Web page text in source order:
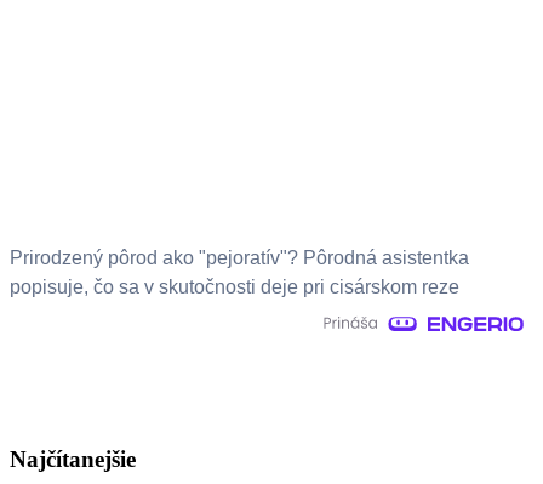
Prirodzený pôrod ako "pejoratív"? Pôrodná asistentka
popisuje, čo sa v skutočnosti deje pri cisárskom reze
Najčítanejšie